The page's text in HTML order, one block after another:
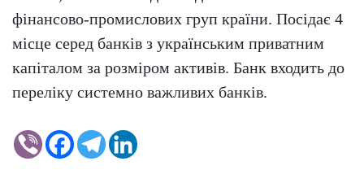
фінансово-промислових груп країни. Посідає 4
місце серед банків з українським приватним
капіталом за розміром активів. Банк входить до
переліку системно важливих банків.